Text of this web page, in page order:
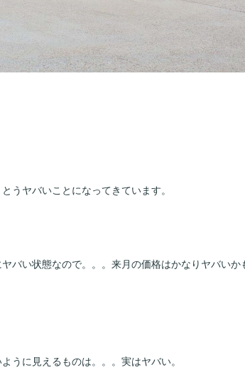
うヤバいことになってきています。
バい状態なので。。。来月の価格はかなりヤバいか
うに見えるものは。。。実はヤバい。